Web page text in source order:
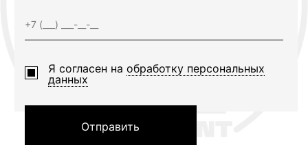
Я согласен на обработку персональных
данных
Отправить